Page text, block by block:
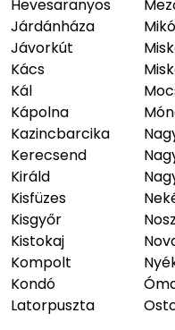
Hevesaranyos
Járdánháza
Jávorkút
Kács
Kál
Kápolna
Kazincbarcika
Kerecsend
Királd
Kisfüzes
Kisgyőr
Kistokaj
Kompolt
Kondó
Latorpuszta